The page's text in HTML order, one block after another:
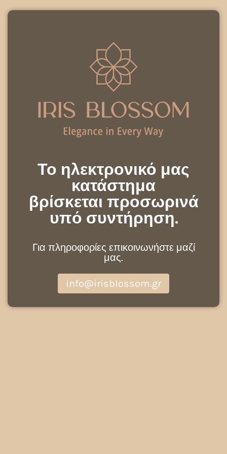
Το ηλεκτρονικό μας
κατάστημα
βρίσκεται προσωρινά
υπό συντήρηση.
Για πληροφορίες επικοινωνήστε μαζί
μας.
info@irisblossom.gr